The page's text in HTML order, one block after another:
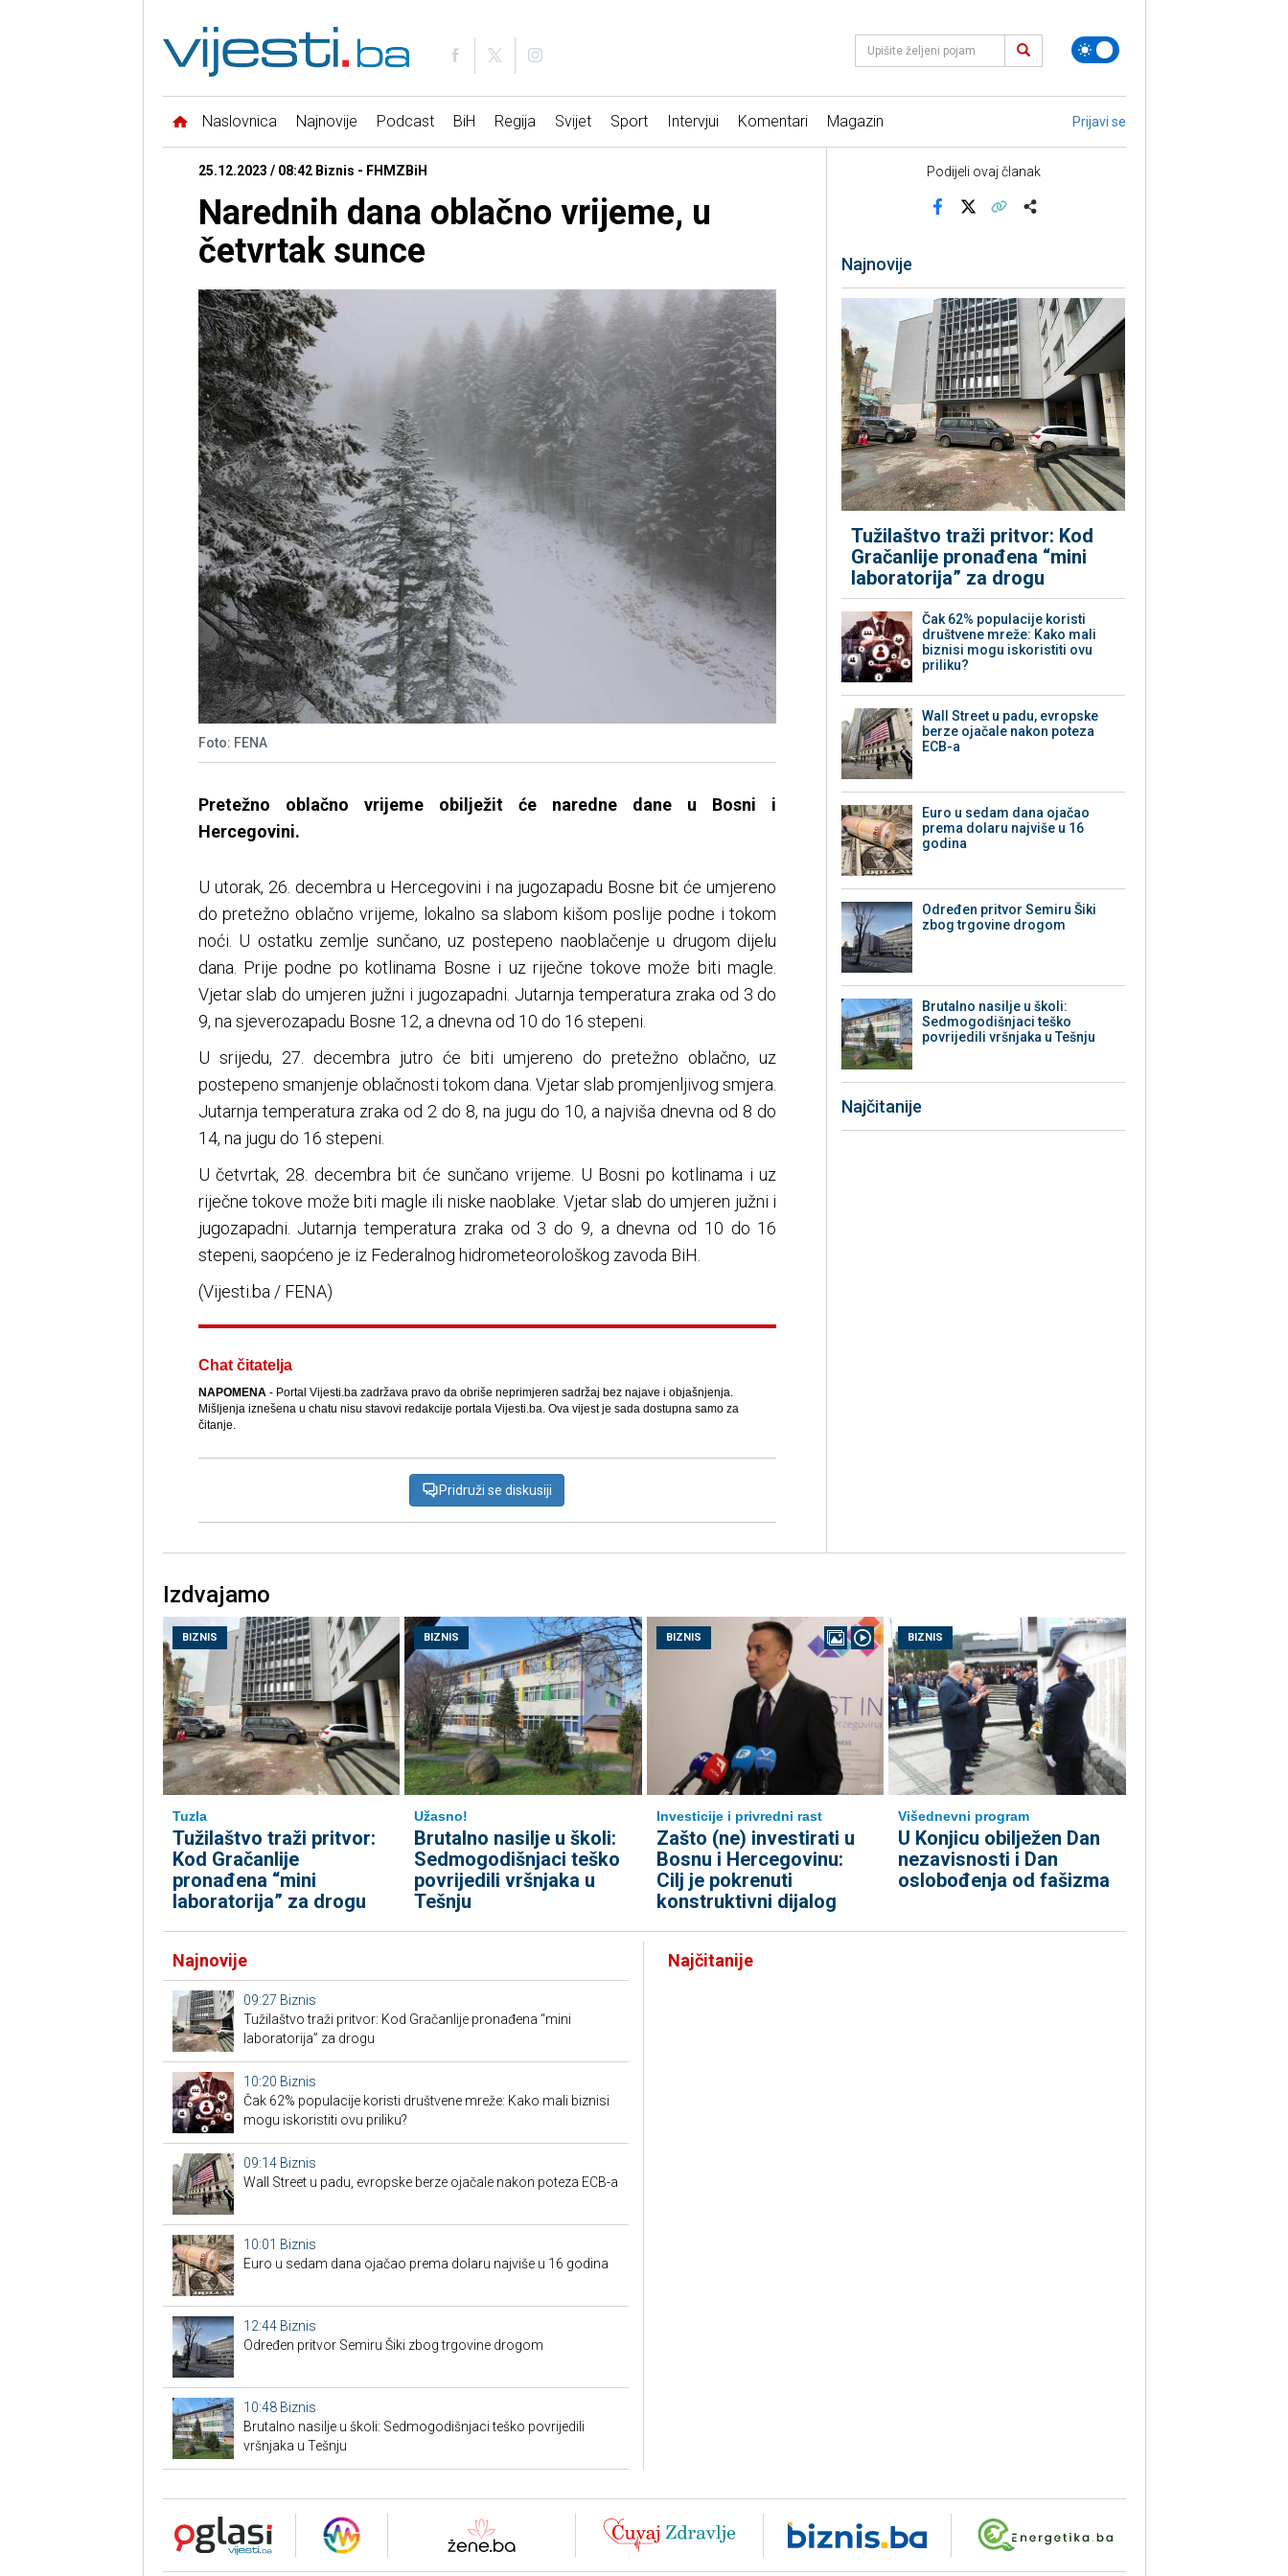
Naslovnica Najnovije Podcast BiH Regija Svijet Sport Intervjui Komentari Magazin Prijavi se
25.12.2023 / 08:42 Biznis - FHMZBiH
Narednih dana oblačno vrijeme, u
četvrtak sunce
Foto: FENA
Pretežno oblačno vrijeme obilježit će naredne dane u Bosni i
Hercegovini.
U utorak, 26. decembra u Hercegovini i na jugozapadu Bosne bit će umjereno
do pretežno oblačno vrijeme, lokalno sa slabom kišom poslije podne i tokom
noći. U ostatku zemlje sunčano, uz postepeno naoblačenje u drugom dijelu
dana. Prije podne po kotlinama Bosne i uz riječne tokove može biti magle.
Vjetar slab do umjeren južni i jugozapadni. Jutarnja temperatura zraka od 3 do
9, na sjeverozapadu Bosne 12, a dnevna od 10 do 16 stepeni.
U srijedu, 27. decembra jutro će biti umjereno do pretežno oblačno, uz
postepeno smanjenje oblačnosti tokom dana. Vjetar slab promjenljivog smjera.
Jutarnja temperatura zraka od 2 do 8, na jugu do 10, a najviša dnevna od 8 do
14, na jugu do 16 stepeni.
U četvrtak, 28. decembra bit će sunčano vrijeme. U Bosni po kotlinama i uz
riječne tokove može biti magle ili niske naoblake. Vjetar slab do umjeren južni i
jugozapadni. Jutarnja temperatura zraka od 3 do 9, a dnevna od 10 do 16
stepeni, saopćeno je iz Federalnog hidrometeorološkog zavoda BiH.
(Vijesti.ba / FENA)
Chat čitatelja
NAPOMENA- Portal Vijesti.ba zadržava pravo da obriše neprimjeren sadržaj bez najave i objašnjenja.
Mišljenja iznešena u chatu nisu stavovi redakcije portala Vijesti.ba. Ova vijest je sada dostupna samo za
čitanje.
Pridruži se diskusiji
Podijeli ovaj članak
Najnovije
Tužilaštvo traži pritvor: Kod
Gračanlije pronađena “mini
laboratorija” za drogu
Čak 62% populacije koristi
društvene mreže: Kako mali
biznisi mogu iskoristiti ovu
priliku?
Wall Street u padu, evropske
berze ojačale nakon poteza
ECB-a
Euro u sedam dana ojačao
prema dolaru najviše u 16
godina
Određen pritvor Semiru Šiki
zbog trgovine drogom
Brutalno nasilje u školi:
Sedmogodišnjaci teško
povrijedili vršnjaka u Tešnju
Najčitanije
Izdvajamo
BIZNIS
Tuzla
Tužilaštvo traži pritvor:
Kod Gračanlije
pronađena “mini
laboratorija” za drogu
BIZNIS
Užasno!
Brutalno nasilje u školi:
Sedmogodišnjaci teško
povrijedili vršnjaka u
Tešnju
BIZNIS
Investicije i privredni rast
Zašto (ne) investirati u
Bosnu i Hercegovinu:
Cilj je pokrenuti
konstruktivni dijalog
BIZNIS
Višednevni program
U Konjicu obilježen Dan
nezavisnosti i Dan
oslobođenja od fašizma
Najnovije
09:27 Biznis
Tužilaštvo traži pritvor: Kod Gračanlije pronađena “mini
laboratorija” za drogu
10:20 Biznis
Čak 62% populacije koristi društvene mreže: Kako mali biznisi
mogu iskoristiti ovu priliku?
09:14 Biznis
Wall Street u padu, evropske berze ojačale nakon poteza ECB-a
10:01 Biznis
Euro u sedam dana ojačao prema dolaru najviše u 16 godina
12:44 Biznis
Određen pritvor Semiru Šiki zbog trgovine drogom
10:48 Biznis
Brutalno nasilje u školi: Sedmogodišnjaci teško povrijedili
vršnjaka u Tešnju
Najčitanije